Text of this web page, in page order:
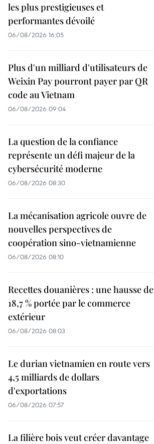
les plus prestigieuses et
performantes dévoilé
06/08/2026 16:05
Plus d'un milliard d'utilisateurs de
Weixin Pay pourront payer par QR
code au Vietnam
06/08/2026 09:04
La question de la confiance
représente un défi majeur de la
cybersécurité moderne
06/08/2026 08:30
La mécanisation agricole ouvre de
nouvelles perspectives de
coopération sino-vietnamienne
06/08/2026 08:10
Recettes douanières : une hausse de
18,7 % portée par le commerce
extérieur
06/08/2026 08:03
Le durian vietnamien en route vers
4,5 milliards de dollars
d'exportations
06/08/2026 07:57
La filière bois veut créer davantage